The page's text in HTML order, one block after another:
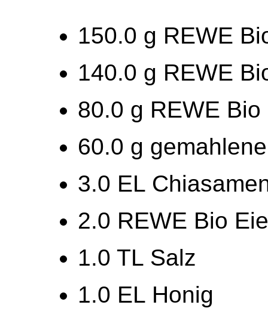
150.0 g REWE
140.0 g REWE
80.0 g REWE
60.0 g
3.0 EL
2.0 REWE Bio
1.0 TL Salz
1.0 EL Honig